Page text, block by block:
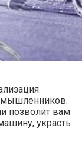
позволит вам
украсть